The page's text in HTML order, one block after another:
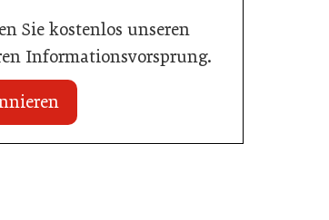
Sie kostenlos unseren
Informationsvorsprung.